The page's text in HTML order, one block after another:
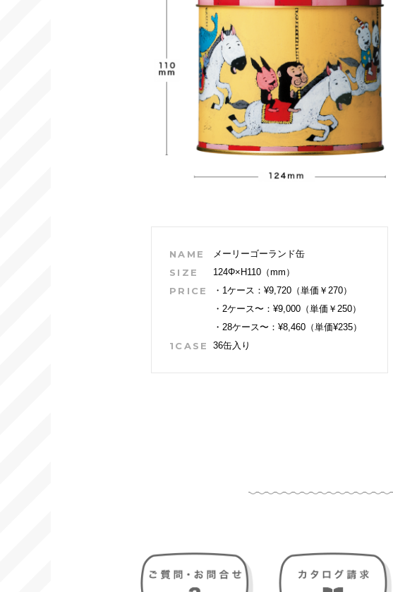
NAME メーリーゴーランド缶
SIZE 124Φ×H110（mm）
PRICE
・1ケース：¥9,720（単価￥270）
・2ケース〜：¥9,000（単価￥250）
・28ケース〜：¥8,460（単価¥235）
1CASE 36缶入り